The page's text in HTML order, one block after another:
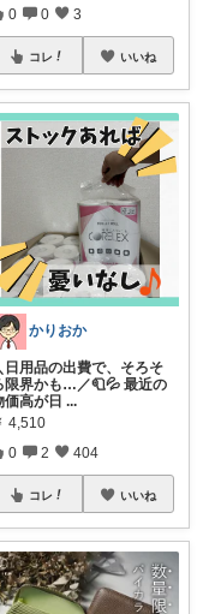
0 0 3
コレ いいね
かりおか
日用品の出費で、そろそ
限界かも…／🧻💦 最近の
価高が日 ...
4,510
0 2 404
コレ いいね